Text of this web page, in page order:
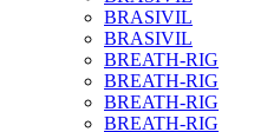
BRASIVIL
BRASIVIL
BREATH-RIG
BREATH-RIG
BREATH-RIG
BREATH-RIG